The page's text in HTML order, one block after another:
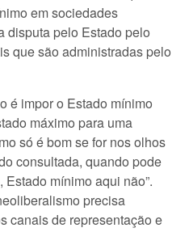
em sociedades
disputa pelo Estado pelo
que são administradas pelo
é impor o Estado mínimo
máximo para uma
só é bom se for nos olhos
consultada, quando pode
Estado mínimo aqui não”.
precisa
canais de representação e